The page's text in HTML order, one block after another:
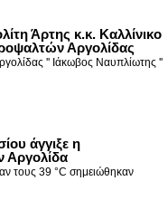
Άρτης κ.κ. Καλλίνικο
Αργολίδας
'' Ιάκωβος Ναυπλίωτης ''
άγγιξε η
Αργολίδα
τους 39 °C σημειώθηκαν